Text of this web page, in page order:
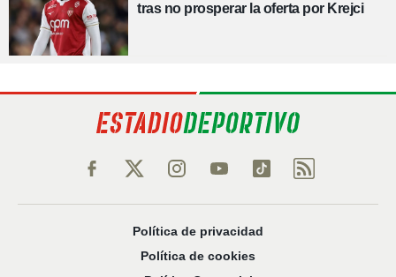
tras no prosperar la oferta por Krejci
Política de privacidad
Política de cookies